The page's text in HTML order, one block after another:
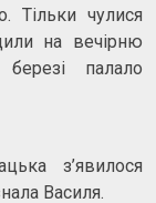
Тільки чулися
на вечірню
палало
з’явилося
Василя.